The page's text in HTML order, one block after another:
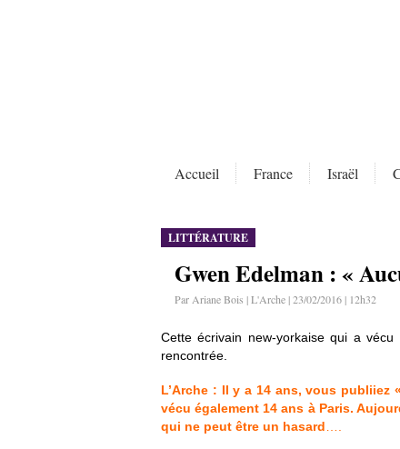
Accueil France Israël
LITTÉRATURE
Gwen Edelman : «
Par Ariane Bois | L'Arche | 23/02/2016 | 12h32
Cette écrivain new-yorkaise qui a
rencontrée.
L’Arche : Il y a 14 ans, vous publiiez
vécu également 14 ans à Paris.
qui ne peut être un hasard